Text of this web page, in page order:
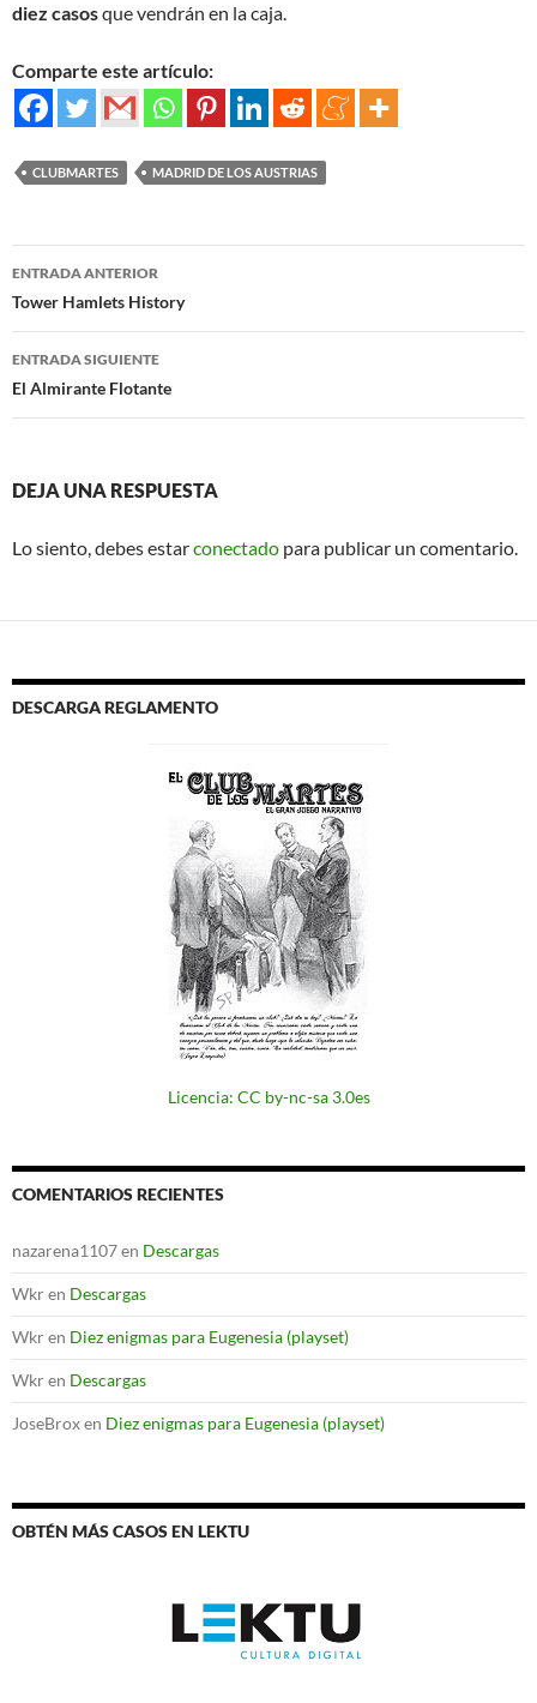
diez casosque vendrán en la caja.
Comparte este artículo:
CLUBMARTES MADRID DE LOS AUSTRIAS
Navegación
de
entradas
ENTRADA ANTERIOR
Tower Hamlets History
ENTRADA SIGUIENTE
El Almirante Flotante
DEJA UNA RESPUESTA
Lo siento, debes estarconectado para publicar un comentario.
DESCARGA REGLAMENTO
Licencia: CC by-nc-sa 3.0es
COMENTARIOS RECIENTES
nazarena1107en Descargas
Wkren Descargas
Wkren Diez enigmas para Eugenesia (playset)
Wkren Descargas
JoseBroxen Diez enigmas para Eugenesia (playset)
OBTÉN MÁS CASOS EN LEKTU